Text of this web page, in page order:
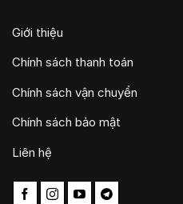
Giới thiệu
Chính sách thanh toán
Chính sách vận chuyển
Chính sách bảo mật
Liên hệ